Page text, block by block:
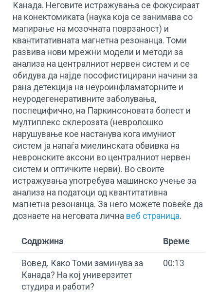
Канада. Неговите истражувања се фокусираат
на конектомиката (наука која се занимава со
мапирање на мозочната поврзаност) и
квантитативната магнетна резонанца. Томи
развива нови мрежни модели и методи за
анализа на централниот нервен систем и се
обидува да најде пософистицирани начини за
рана детекција на неуроинфламаторните и
неуродегенеративните заболувања,
поспецифично, на Паркинсоновата болест и
мултиплекс склерозата (невролошко
нарушување кое настанува кога имуниот
систем ја напаѓа миелинската обвивка на
невронските аксони во централниот нервен
систем и оптичките нерви). Во своите
истражувања употребува машинско учење за
анализа на податоци од квантитативна
магнетна резонанца. За него можете повеќе да
дознаете на неговата лична веб страница.
Содржина Време
Вовед. Како Томи заминува за
Канада? На кој универзитет
студира и работи?
00:13